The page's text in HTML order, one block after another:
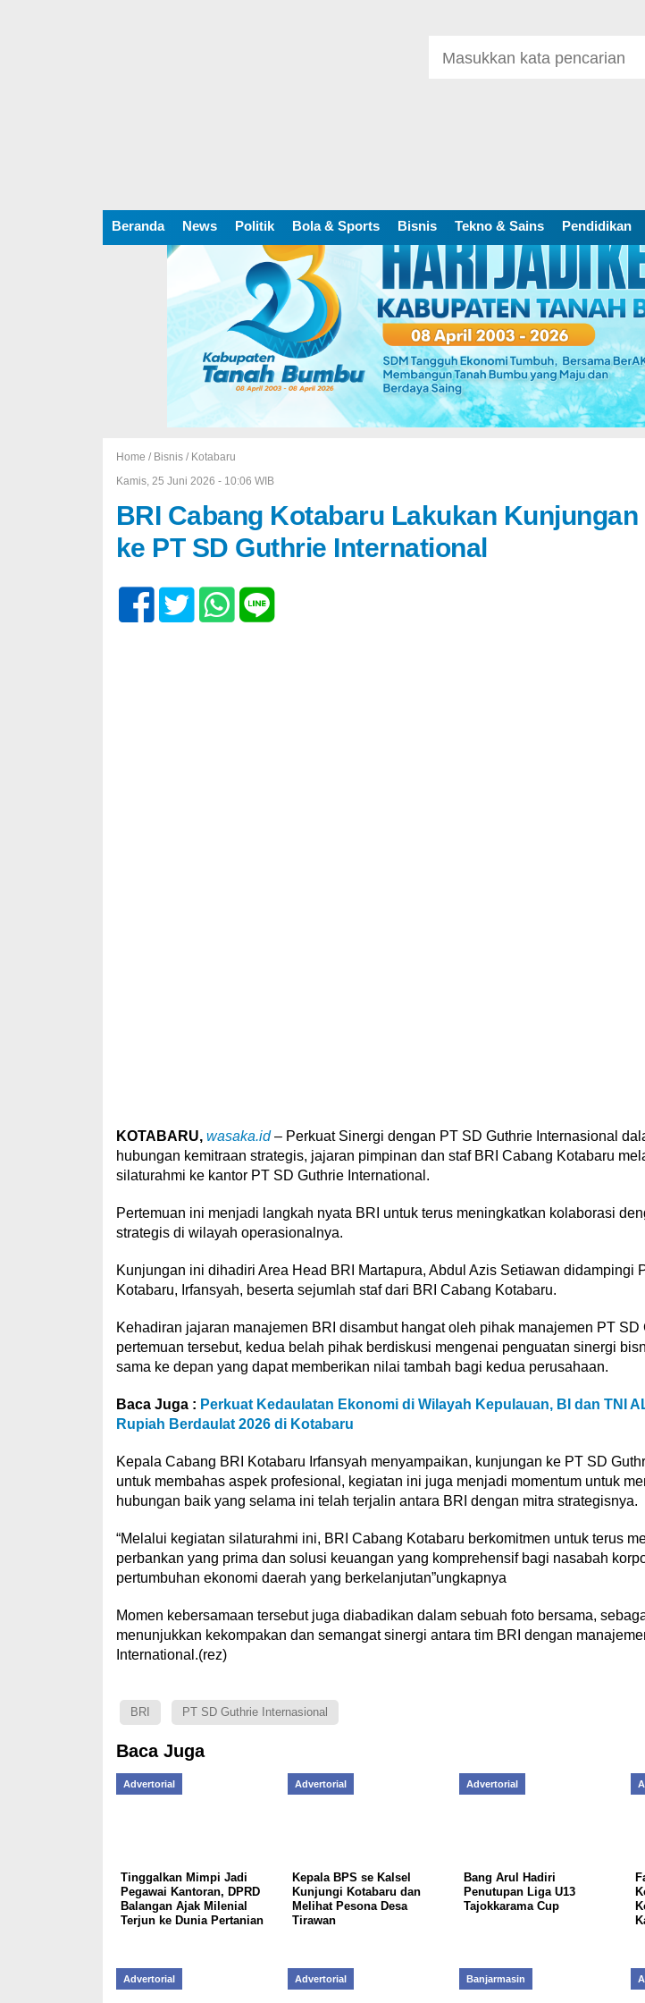
Beranda News Politik Bola & Sports Bisnis Tekno & Sains Pendidikan
Home / Bisnis/ Kotabaru
Kamis, 25 Juni 2026 - 10:06 WIB
BRI Cabang Kotabaru Lakukan
ke PT SD Guthrie International
KOTABARU, wasaka.id – Perkuat Sinergi dengan PT SD Guthrie Internasional
hubungan kemitraan strategis, jajaran pimpinan dan staf BRI Cabang Kotabaru
silaturahmi ke kantor PT SD Guthrie International.
Pertemuan ini menjadi langkah nyata BRI untuk terus meningkatkan kolaborasi
strategis di wilayah operasionalnya.
Kunjungan ini dihadiri Area Head BRI Martapura, Abdul Azis Setiawan didampingi
Kotabaru, Irfansyah, beserta sejumlah staf dari BRI Cabang Kotabaru.
Kehadiran jajaran manajemen BRI disambut hangat oleh pihak manajemen PT SD
pertemuan tersebut, kedua belah pihak berdiskusi mengenai penguatan sinergi
sama ke depan yang dapat memberikan nilai tambah bagi kedua perusahaan.
Baca Juga : Perkuat Kedaulatan Ekonomi di Wilayah Kepulauan, BI dan TNI
Rupiah Berdaulat 2026 di Kotabaru
Kepala Cabang BRI Kotabaru Irfansyah menyampaikan, kunjungan ke PT SD
untuk membahas aspek profesional, kegiatan ini juga menjadi momentum untuk
hubungan baik yang selama ini telah terjalin antara BRI dengan mitra strategisnya.
“Melalui kegiatan silaturahmi ini, BRI Cabang Kotabaru berkomitmen untuk terus
perbankan yang prima dan solusi keuangan yang komprehensif bagi nasabah
pertumbuhan ekonomi daerah yang berkelanjutan”ungkapnya
Momen kebersamaan tersebut juga diabadikan dalam sebuah foto bersama,
menunjukkan kekompakan dan semangat sinergi antara tim BRI dengan
International.(rez)
BRI PT SD Guthrie Internasional
Baca Juga
Advertorial
Tinggalkan Mimpi Jadi
Pegawai Kantoran, DPRD
Balangan Ajak Milenial
Terjun ke Dunia Pertanian
Advertorial
Kepala BPS se Kalsel
Kunjungi Kotabaru dan
Melihat Pesona Desa
Tirawan
Advertorial
Bang Arul Hadiri
Penutupan Liga U13
Tajokkarama Cup
Advertorial Advertorial Banjarmasin